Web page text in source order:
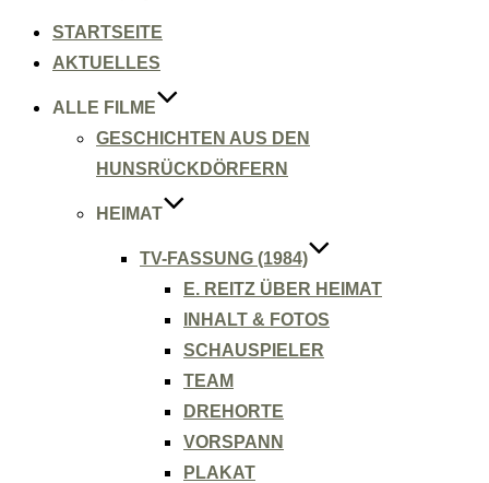
springenSTARTSEITE
AKTUELLES
ALLE FILME
GESCHICHTEN AUS DEN
HUNSRÜCKDÖRFERN
HEIMAT
TV-FASSUNG (1984)
E. REITZ ÜBER HEIMAT
INHALT & FOTOS
SCHAUSPIELER
TEAM
DREHORTE
VORSPANN
PLAKAT